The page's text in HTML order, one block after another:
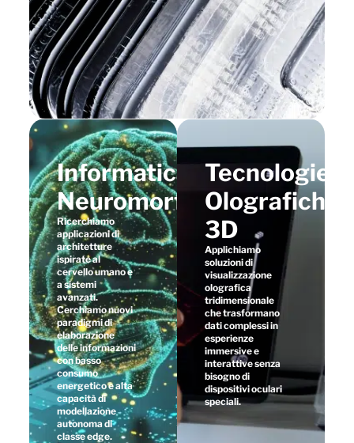
Informatica
Neuromorfica
Ricerchiamo
applicazioni di
architetture
ispirate al
cervello umano e
a sistemi
avanzati.
Cerchiamo nuovi
paradigmi di
elaborazione
delle informazioni
con basso
consumo
energetico e alta
capacità di
modellazione
autonoma di
classe edge.
Tecnologie
Olografiche
3D
Applichiamo
soluzioni di
visualizzazione
olografica
tridimensionale
che trasformano
dati complessi in
esperienze
immersive e
interattive senza
bisogno di
dispositivi oculari
speciali.